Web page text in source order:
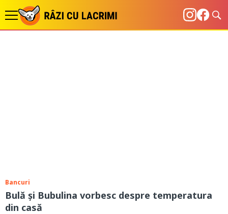
Bancuri
Bulă și Bubulina vorbesc despre temperatura
din casă